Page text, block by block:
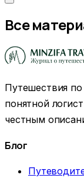
Все
Путешествия по
понятной
честным
Блог